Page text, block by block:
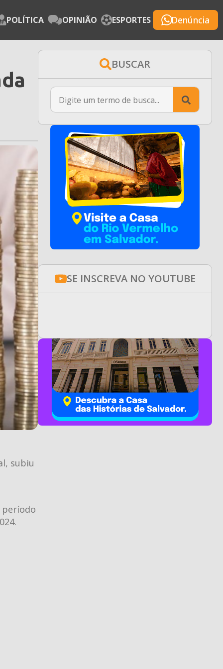
POLÍTICA OPINIÃO ESPORTES Denúncia
subiu
período
BUSCAR
for:
SE INSCREVA NO YOUTUBE